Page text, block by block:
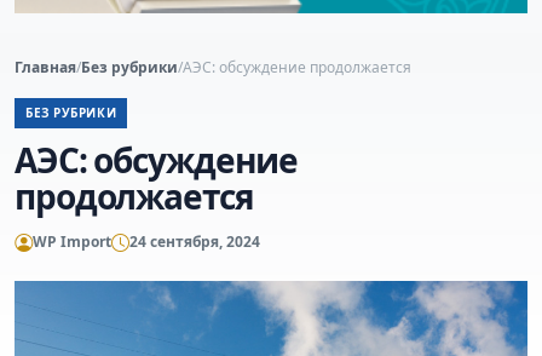
Главная/Без рубрики/АЭС: обсуждение продолжается
БЕЗ РУБРИКИ
АЭС: обсуждение
продолжается
WP Import 24 сентября, 2024